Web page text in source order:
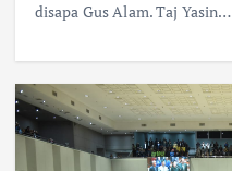
disapa Gus Alam. Taj Yasin…